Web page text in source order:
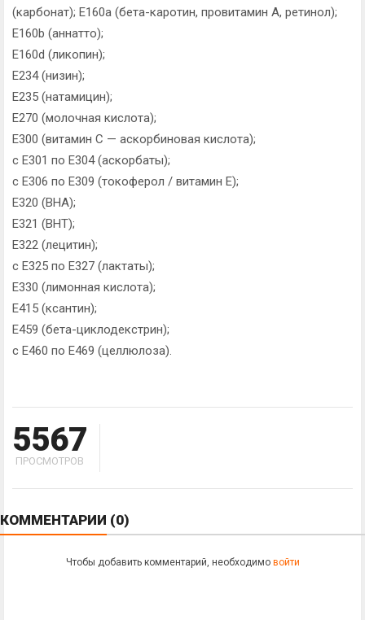
(карбонат); Е160а (бета-каротин, провитамин А, ретинол);
Е160b (аннатто);
Е160d (ликопин);
Е234 (низин);
Е235 (натамицин);
Е270 (молочная кислота);
Е300 (витамин С — аскорбиновая кислота);
с Е301 по Е304 (аскорбаты);
с Е306 по Е309 (токоферол / витамин Е);
Е320 (ВНА);
Е321 (ВНТ);
Е322 (лецитин);
с Е325 по Е327 (лактаты);
Е330 (лимонная кислота);
Е415 (ксантин);
Е459 (бета-циклодекстрин);
с Е460 по Е469 (целлюлоза).
5567
ПРОСМОТРОВ
КОММЕНТАРИИ (0)
Чтобы добавить комментарий, необходимо войти